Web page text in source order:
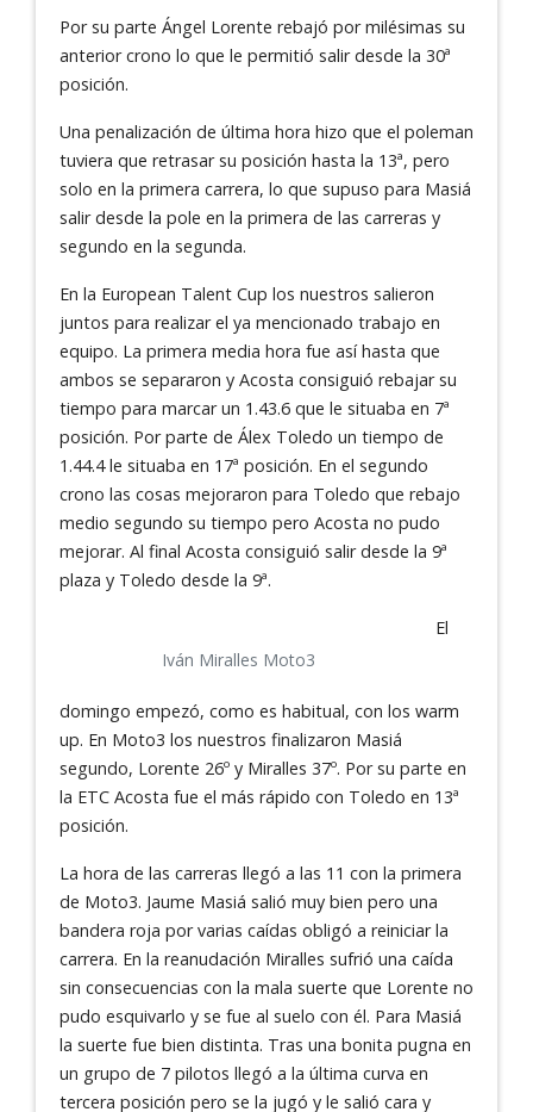
Por su parte Ángel Lorente rebajó por milésimas su
anterior crono lo que le permitió salir desde la 30ª
posición.
Una penalización de última hora hizo que el poleman
tuviera que retrasar su posición hasta la 13ª, pero
solo en la primera carrera, lo que supuso para Masiá
salir desde la pole en la primera de las carreras y
segundo en la segunda.
En la European Talent Cup los nuestros salieron
juntos para realizar el ya mencionado trabajo en
equipo. La primera media hora fue así hasta que
ambos se separaron y Acosta consiguió rebajar su
tiempo para marcar un 1.43.6 que le situaba en 7ª
posición. Por parte de Álex Toledo un tiempo de
1.44.4 le situaba en 17ª posición. En el segundo
crono las cosas mejoraron para Toledo que rebajo
medio segundo su tiempo pero Acosta no pudo
mejorar. Al final Acosta consiguió salir desde la 9ª
plaza y Toledo desde la 9ª.
Iván Miralles Moto3
El
domingo empezó, como es habitual, con los warm
up. En Moto3 los nuestros finalizaron Masiá
segundo, Lorente 26º y Miralles 37º. Por su parte en
la ETC Acosta fue el más rápido con Toledo en 13ª
posición.
La hora de las carreras llegó a las 11 con la primera
de Moto3. Jaume Masiá salió muy bien pero una
bandera roja por varias caídas obligó a reiniciar la
carrera. En la reanudación Miralles sufrió una caída
sin consecuencias con la mala suerte que Lorente no
pudo esquivarlo y se fue al suelo con él. Para Masiá
la suerte fue bien distinta. Tras una bonita pugna en
un grupo de 7 pilotos llegó a la última curva en
tercera posición pero se la jugó y le salió cara y